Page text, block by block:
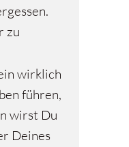
zu
wirklich
führen,
wirst Du
Deines